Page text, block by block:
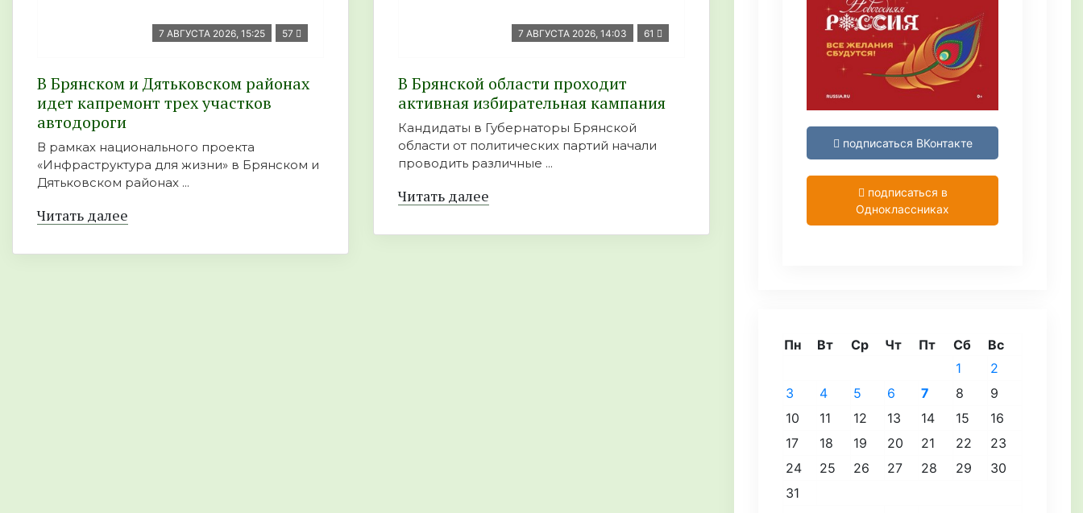
7 АВГУСТА 2026, 15:25 57
В Брянском и Дятьковском районах
идет капремонт трех участков
автодороги
В рамках национального проекта
«Инфраструктура для жизни» в Брянском и
Дятьковском районах ...
Читать далее
7 АВГУСТА 2026, 14:03 61
В Брянской области проходит
активная избирательная кампания
Кандидаты в Губернаторы Брянской
области от политических партий начали
проводить различные ...
Читать далее
подписаться ВКонтакте
подписаться в
Одноклассниках
Пн Вт Ср Чт Пт Сб Вс
1
2
3
4 5 6 7 8
9
10
11 12 13 14 15
16
17
18 19 20 21 22
23
24
25 26 27 28 29
30
31